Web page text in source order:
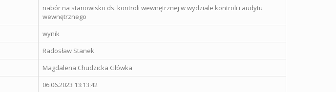
nabór na stanowisko ds. kontroli wewnętrznej w wydziale kontroli i audytu
wewnętrznego
wynik
Radosław Stanek
Magdalena Chudzicka Główka
06.06.2023 13:13:42